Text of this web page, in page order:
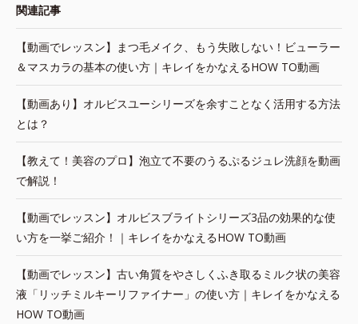
関連記事
【動画でレッスン】まつ毛メイク、もう失敗しない！ビューラー
＆マスカラの基本の使い方｜キレイをかなえるHOW TO動画
【動画あり】オルビスユーシリーズを余すことなく活用する方法
とは？
【教えて！美容のプロ】泡立て不要のうるぷるジュレ洗顔を動画
で解説！
【動画でレッスン】オルビスブライトシリーズ3品の効果的な使
い方を一挙ご紹介！｜キレイをかなえるHOW TO動画
【動画でレッスン】古い角質をやさしくふき取るミルク状の美容
液「リッチミルキーリファイナー」の使い方｜キレイをかなえる
HOW TO動画